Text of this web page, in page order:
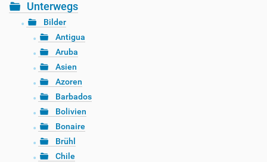
Unterwegs
Bilder
Antigua
Aruba
Asien
Azoren
Barbados
Bolivien
Bonaire
Brühl
Chile